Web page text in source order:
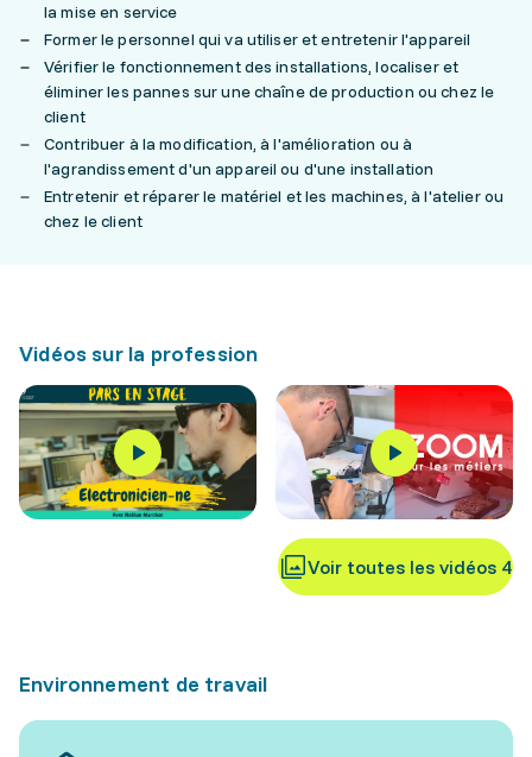
la mise en service
Former le personnel qui va utiliser et entretenir l'appareil
Vérifier le fonctionnement des installations, localiser et
éliminer les pannes sur une chaîne de production ou chez le
client
Contribuer à la modification, à l'amélioration ou à
l'agrandissement d'un appareil ou d'une installation
Entretenir et réparer le matériel et les machines, à l'atelier ou
chez le client
Vidéos sur la profession
Voir toutes les vidéos 4
Environnement de travail